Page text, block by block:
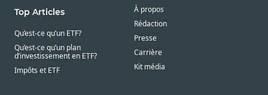
Top Articles
Qu’est-ce qu’un ETF?
Qu’est-ce qu’un plan
d’investissement en ETF?
Impôts et ETF
À propos
Rédaction
Presse
Carrière
Kit média